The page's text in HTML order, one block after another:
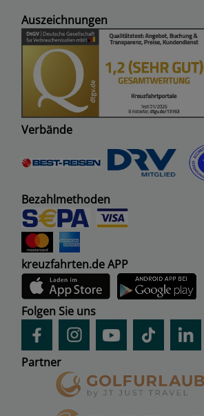
Auszeichnungen
Verbände
Bezahlmethoden
kreuzfahrten.de APP
Folgen Sie uns
Partner